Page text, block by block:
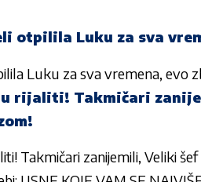
otpilila Luku za sva
Luku za sva vremena, evo
u rijaliti! Takmičari
Takmičari zanijemili, Veliki